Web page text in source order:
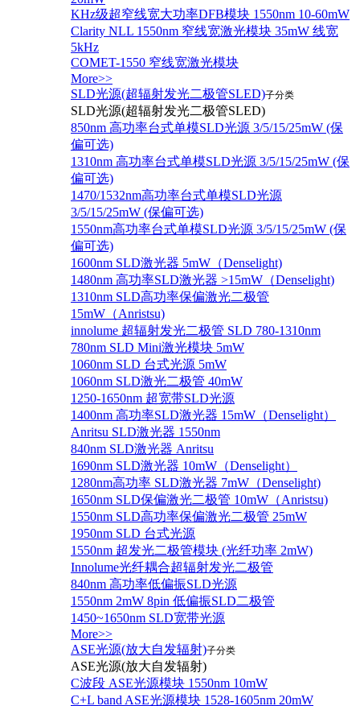
KHz级超窄线宽大功率DFB模块 1550nm 10-60mW
Clarity NLL 1550nm 窄线宽激光模块 35mW 线宽
5kHz
COMET-1550 窄线宽激光模块
More>>
SLD光源(超辐射发光二极管SLED)子分类
SLD光源(超辐射发光二极管SLED)
850nm 高功率台式单模SLD光源 3/5/15/25mW (保
偏可选)
1310nm 高功率台式单模SLD光源 3/5/15/25mW (保
偏可选)
1470/1532nm高功率台式单模SLD光源
3/5/15/25mW (保偏可选)
1550nm高功率台式单模SLD光源 3/5/15/25mW (保
偏可选)
1600nm SLD激光器 5mW（Denselight)
1480nm 高功率SLD激光器 >15mW（Denselight)
1310nm SLD高功率保偏激光二极管
15mW（Anristsu)
innolume 超辐射发光二极管 SLD 780-1310nm
780nm SLD Mini激光模块 5mW
1060nm SLD 台式光源 5mW
1060nm SLD激光二极管 40mW
1250-1650nm 超宽带SLD光源
1400nm 高功率SLD激光器 15mW（Denselight）
Anritsu SLD激光器 1550nm
840nm SLD激光器 Anritsu
1690nm SLD激光器 10mW（Denselight）
1280nm高功率 SLD激光器 7mW（Denselight)
1650nm SLD保偏激光二极管 10mW（Anristsu)
1550nm SLD高功率保偏激光二极管 25mW
1950nm SLD 台式光源
1550nm 超发光二极管模块 (光纤功率 2mW)
Innolume光纤耦合超辐射发光二极管
840nm 高功率低偏振SLD光源
1550nm 2mW 8pin 低偏振SLD二极管
1450~1650nm SLD宽带光源
More>>
ASE光源(放大自发辐射)子分类
ASE光源(放大自发辐射)
C波段 ASE光源模块 1550nm 10mW
C+L band ASE光源模块 1528-1605nm 20mW